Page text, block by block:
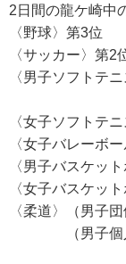
2日間の龍ケ崎中
〈野球〉第3位
〈サッカー〉第2
〈男子ソフトテ
（個人）
〈女子ソフトテ
〈女子バレーボ
〈男子バスケッ
〈女子バスケッ
〈柔道〉（男子
（男子個人）
55k級第